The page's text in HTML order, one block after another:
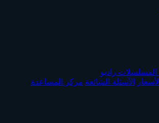
المسلسلات راديو
الأسعار الأسئلة الشائعة مركز المساعدة